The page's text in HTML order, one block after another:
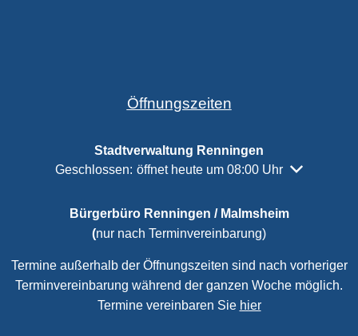
Öffnungszeiten
Stadtverwaltung Renningen
Klicken, um weitere Öffnungs- oder Schließzeiten
Geschlossen: öffnet heute um 08:00 Uhr
Bürgerbüro Renningen / Malmsheim
(nur nach Terminvereinbarung)
Termine außerhalb der Öffnungszeiten sind nach vorheriger
Terminvereinbarung während der ganzen Woche möglich.
Termine vereinbaren Sie hier